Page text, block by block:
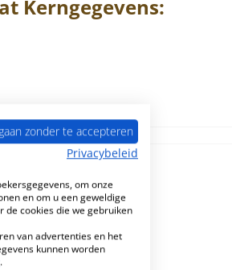
Kerngegevens:
zonder te accepteren
Privacybeleid
om onze
en om u een geweldige
cookies die we gebruiken
van advertenties en het
kunnen worden
.